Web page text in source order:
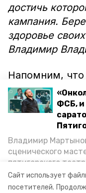
Сайт использует
посетителей.
ФСБ, и
Владимир
сценического
пятигорского
существования
впереди — новые
достичь
кампания.
здоровье
Владимир
Напомним, что
голосование
РФ, думу
сделать
гриппа.